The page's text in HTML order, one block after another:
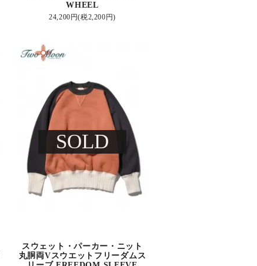
WHEEL
24,200円(税2,200円)
SOLD
スウェット・パーカー・ニット
丸胴両Vスウエットフリーダムス